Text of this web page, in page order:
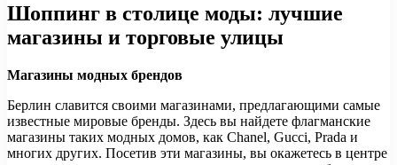
Шоппинг в столице моды: лучшие
магазины и торговые улицы
Магазины модных брендов
Берлин славится своими магазинами, предлагающими самые
известные мировые бренды. Здесь вы найдете флагманские
магазины таких модных домов, как Chanel, Gucci, Prada и
многих других. Посетив эти магазины, вы окажетесь в центре